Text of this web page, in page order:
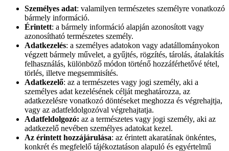
Személyes adat: valamilyen természetes személyre vonatkozó
bármely információ.
Érintett: a bármely információ alapján azonosított vagy
azonosítható természetes személy.
Adatkezelés: a személyes adatokon vagy adatállományokon
végzett bármely művelet, a gyűjtés, rögzítés, tárolás, átalakítás
felhasználás, különböző módon történő hozzáférhetővé tétel,
törlés, illetve megsemmisítés.
Adatkezelő: az a természetes vagy jogi személy, aki a
személyes adat kezelésének célját meghatározza, az
adatkezelésre vonatkozó döntéseket meghozza és végrehajtja,
vagy az adatfeldolgozóval végrehajtatja.
Adatfeldolgozó: az a természetes vagy jogi személy, aki az
adatkezelő nevében személyes adatokat kezel.
Az érintett hozzájárulása: az érintett akaratának önkéntes,
konkrét és megfelelő tájékoztatáson alapuló és egyértelmű